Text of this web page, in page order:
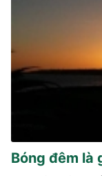
Bóng đêm là